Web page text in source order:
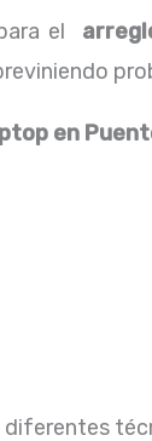
el
en